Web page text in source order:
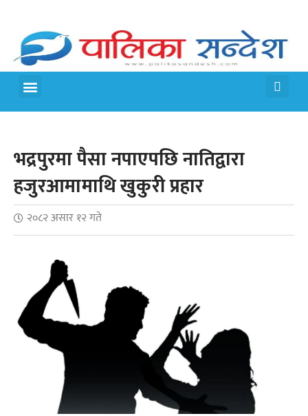
भद्रपुरमा पैसा नपाएपछि नातिद्वारा
हजुरआमामाथि खुकुरी प्रहार
२०८२ असार १२ गते